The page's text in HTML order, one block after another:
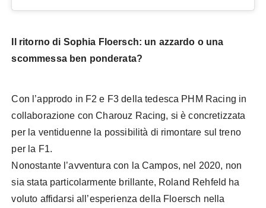
Il ritorno di Sophia Floersch: un azzardo o una
scommessa ben ponderata?
Con l’approdo in F2 e F3 della tedesca PHM Racing in
collaborazione con Charouz Racing, si è concretizzata
per la ventiduenne la possibilità di rimontare sul treno
per la F1.
Nonostante l’avventura con la Campos, nel 2020, non
sia stata particolarmente brillante, Roland Rehfeld ha
voluto affidarsi all’esperienza della Floersch nella